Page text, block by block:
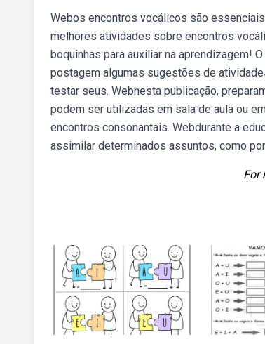
Webos encontros vocálicos são
melhores atividades sobre encontros
boquinhas para auxiliar na aprendizagem!
postagem algumas sugestões de
testar seus. Webnesta publicação,
podem ser utilizadas em sala de aula ou
encontros consonantais. Webdurante a
assimilar determinados assuntos, como
For